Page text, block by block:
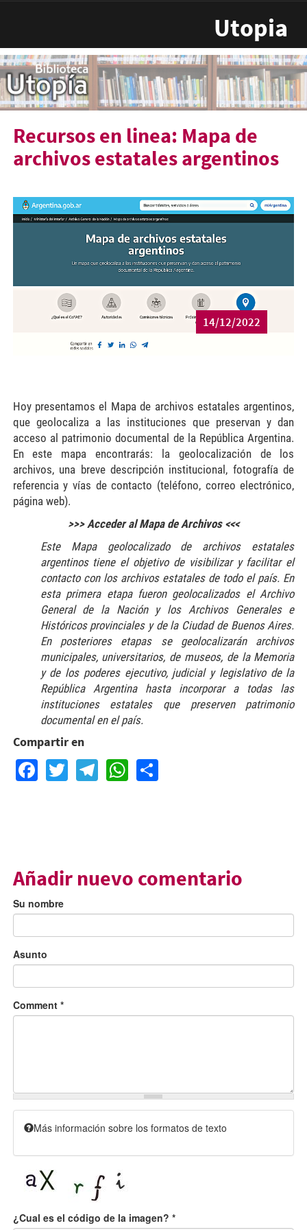
Utopia
Recursos en linea: Mapa de
archivos estatales argentinos
14/12/2022
Hoy presentamos el Mapa de archivos estatales argentinos,
que geolocaliza a las instituciones que preservan y dan
acceso al patrimonio documental de la República Argentina.
En este mapa encontrarás: la geolocalización de los
archivos, una breve descripción institucional, fotografía de
referencia y vías de contacto (teléfono, correo electrónico,
página web).
>>> Acceder al Mapa de Archivos <<<
Este Mapa geolocalizado de archivos estatales
argentinos tiene el objetivo de visibilizar y facilitar el
contacto con los archivos estatales de todo el país. En
esta primera etapa fueron geolocalizados el Archivo
General de la Nación y los Archivos Generales e
Históricos provinciales y de la Ciudad de Buenos Aires.
En posteriores etapas se geolocalizarán archivos
municipales, universitarios, de museos, de la Memoria
y de los poderes ejecutivo, judicial y legislativo de la
República Argentina hasta incorporar a todas las
instituciones estatales que preserven patrimonio
documental en el país.
Compartir en
Facebook
TwitterTelegram
WhatsApp
Share
Añadir nuevo comentario
Su nombre
Asunto
Comment *
Más información sobre los formatos de texto
¿Cual es el código de la imagen? *